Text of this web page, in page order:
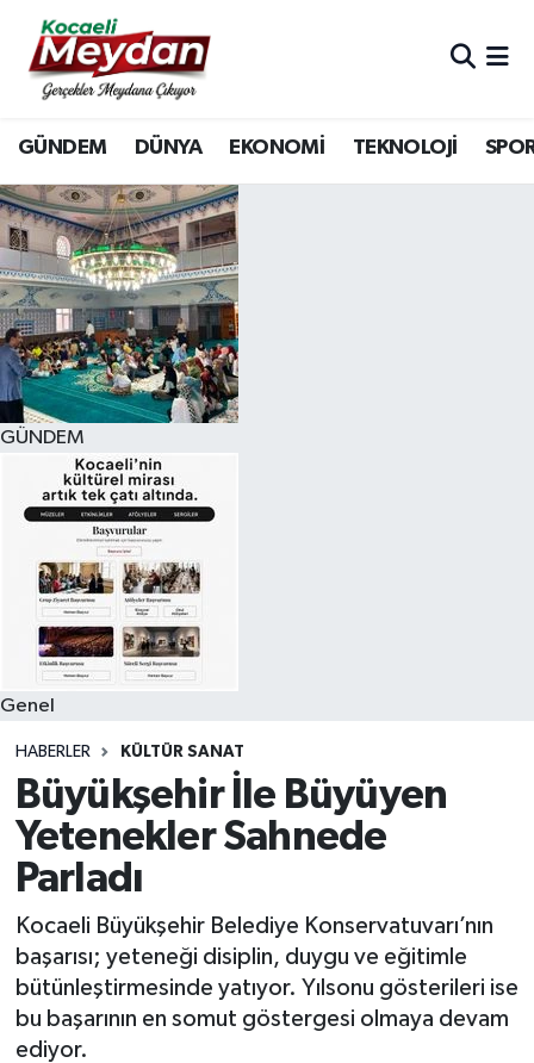
GÜNDEM DÜNYA EKONOMİ TEKNOLOJİ
GÜNDEM
Genel
HABERLER KÜLTÜR SANAT
Büyükşehir İle Büyüyen
Yetenekler Sahnede
Parladı
Kocaeli Büyükşehir Belediye Konservatuvarı’nın
başarısı; yeteneği disiplin, duygu ve eğitimle
bütünleştirmesinde yatıyor. Yılsonu gösterileri ise
bu başarının en somut göstergesi olmaya devam
ediyor.
Nöbetçi Eczaneler
Hava Durumu
Trafik Durumu
Süper Lig Puan Durumu ve Fikstür
Tüm Manşetler
Son Dakika Haberleri
Haber Arşivi